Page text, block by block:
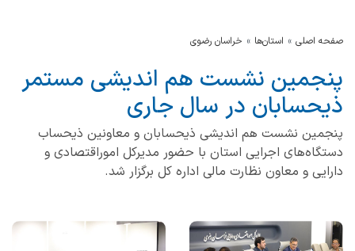
صفحه اصلی استان‌ها خراسان رضوي
پنجمین نشست هم اندیشی مستمر
ذیحسابان در سال جاری
پنجمین نشست هم اندیشی ذیحسابان و معاونین ذیحساب
دستگاه‌های اجرایی استان با حضور مدیرکل اموراقتصادی و
دارایی و معاون نظارت مالی اداره کل برگزار شد.